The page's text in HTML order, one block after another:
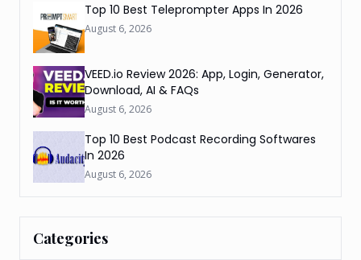
Top 10 Best Teleprompter Apps In 2026
August 6, 2026
VEED.io Review 2026: App, Login, Generator,
Download, AI & FAQs
August 6, 2026
Top 10 Best Podcast Recording Softwares
In 2026
August 6, 2026
Categories